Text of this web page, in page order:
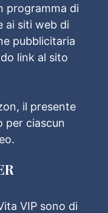
programma di
ai siti web di
pubblicitaria
link al sito
il presente
per ciascun
VIP sono di